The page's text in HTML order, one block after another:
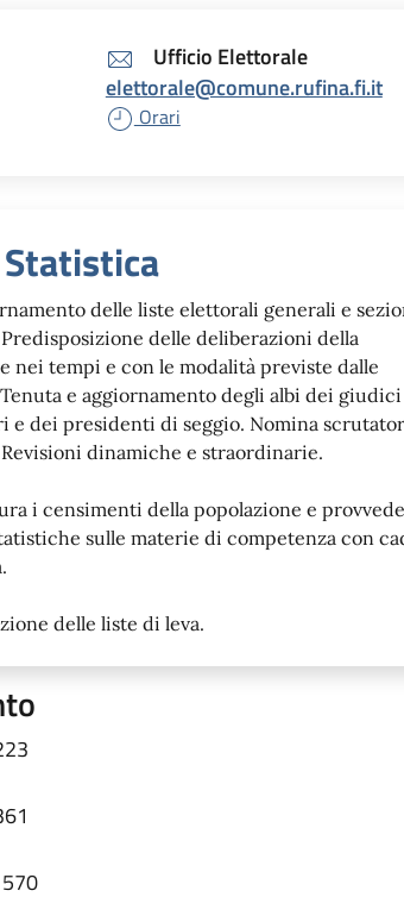
Ufficio Elettorale
elettorale@comune.rufina.fi.it
Orari
responsabile
delle liste elettorali generali e
delle deliberazioni della
nei tempi e con le modalità previste dalle
e aggiornamento degli albi dei giudici
e dei presidenti di seggio. Nomina
dinamiche e straordinarie.
i censimenti della popolazione e
sulle materie di competenza con
delle liste di leva.